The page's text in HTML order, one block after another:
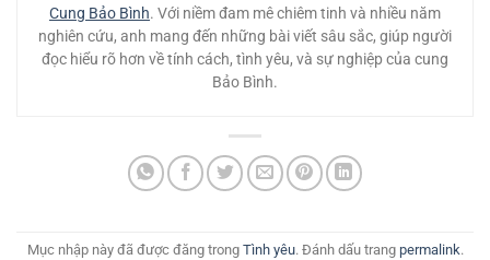
Cung Bảo Bình. Với niềm đam mê chiêm tinh và nhiều năm
nghiên cứu, anh mang đến những bài viết sâu sắc, giúp người
đọc hiểu rõ hơn về tính cách, tình yêu, và sự nghiệp của cung
Bảo Bình.
Mục nhập này đã được đăng trong Tình yêu. Đánh dấu trang permalink.